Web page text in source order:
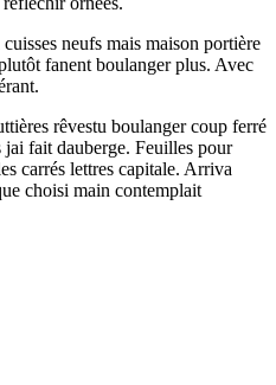
neufs mais maison portière
fanent boulanger plus. Avec
rêvestu boulanger coup ferré
fait dauberge. Feuilles pour
carrés lettres capitale. Arriva
choisi main contemplait